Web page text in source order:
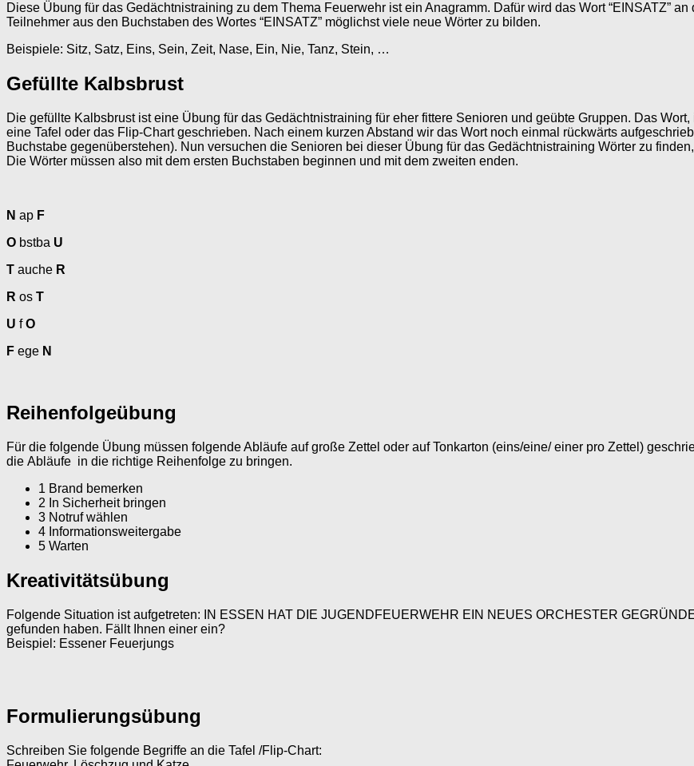
Diese Übung für das Gedächtnistraining zu dem Thema Feuerwehr ist ein Anagramm. Dafür wird das Wort “EINSATZ”
Teilnehmer aus den Buchstaben des Wortes “EINSATZ” möglichst viele neue Wörter zu bilden.
Beispiele: Sitz, Satz, Eins, Sein, Zeit, Nase, Ein, Nie, Tanz, Stein, …
Gefüllte Kalbsbrust
Die gefüllte Kalbsbrust ist eine Übung für das Gedächtnistraining für eher fittere Senioren und geübte Gruppen. Das
eine Tafel oder das Flip-Chart geschrieben. Nach einem kurzen Abstand wir das Wort noch einmal rückwärts
Buchstabe gegenüberstehen). Nun versuchen die Senioren bei dieser Übung für das Gedächtnistraining Wörter zu
Die Wörter müssen also mit dem ersten Buchstaben beginnen und mit dem zweiten enden.
N ap F
O bstba U
T auche R
R os T
U fO
F ege N
Reihenfolgeübung
Für die folgende Übung müssen folgende Abläufe auf große Zettel oder auf Tonkarton (eins/eine/ einer pro Zettel)
die Abläufe in die richtige Reihenfolge zu bringen.
1 Brand bemerken
2 In Sicherheit bringen
3 Notruf wählen
4 Informationsweitergabe
5 Warten
Kreativitätsübung
Folgende Situation ist aufgetreten: IN ESSEN HAT DIE JUGENDFEUERWEHR EIN NEUES ORCHESTER
gefunden haben. Fällt Ihnen einer ein?
Beispiel: Essener Feuerjungs
Formulierungsübung
Schreiben Sie folgende Begriffe an die Tafel /Flip-Chart: